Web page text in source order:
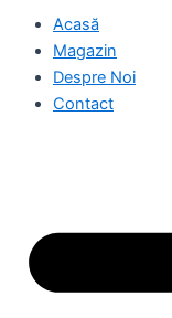
Acasă
Magazin
Despre Noi
Contact